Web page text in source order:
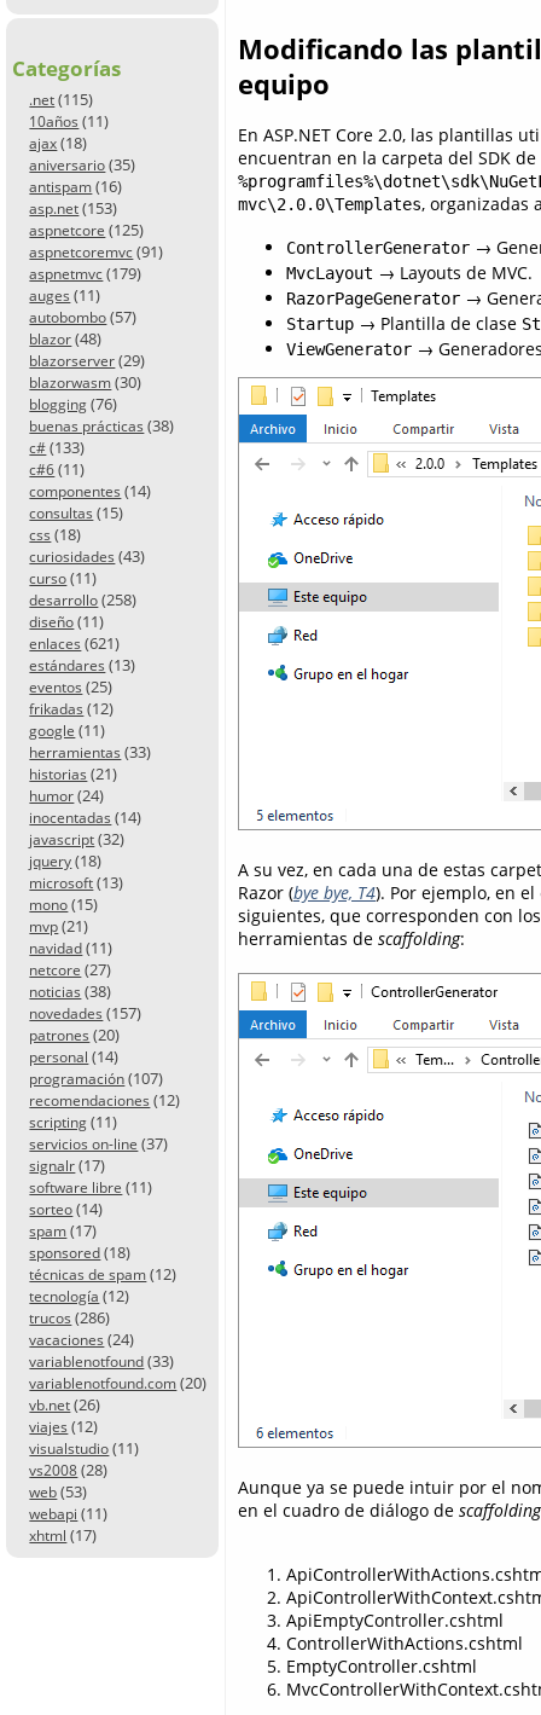
Categorías
.net (115)
10años (11)
ajax (18)
aniversario (35)
antispam (16)
asp.net (153)
aspnetcore (125)
aspnetcoremvc (91)
aspnetmvc (179)
auges (11)
autobombo (57)
blazor (48)
blazorserver (29)
blazorwasm (30)
blogging (76)
buenas prácticas (38)
c# (133)
c#6 (11)
componentes (14)
consultas (15)
css (18)
curiosidades (43)
curso (11)
desarrollo (258)
diseño (11)
enlaces (621)
estándares (13)
eventos (25)
frikadas (12)
google (11)
herramientas (33)
historias (21)
humor (24)
inocentadas (14)
javascript (32)
jquery (18)
microsoft (13)
mono (15)
mvp (21)
navidad (11)
netcore (27)
noticias (38)
novedades (157)
patrones (20)
personal (14)
programación (107)
recomendaciones (12)
scripting (11)
servicios on-line (37)
signalr (17)
software libre (11)
sorteo (14)
spam (17)
sponsored (18)
técnicas de spam (12)
tecnología (12)
trucos (286)
vacaciones (24)
variablenotfound (33)
variablenotfound.com (20)
vb.net (26)
viajes (12)
visualstudio (11)
vs2008 (28)
web (53)
webapi (11)
xhtml (17)
Modificando las
equipo
En ASP.NET Core 2.0, las plantillas
encuentran en la carpeta del SDK de
mvc\2.0.0\Templates, organizadas
ControllerGenerator →
MvcLayout → Layouts de MVC.
RazorPageGenerator →
Startup → Plantilla de clase
ViewGenerator →
A su vez, en cada una de estas
Razor (bye bye, T4). Por ejemplo, en
siguientes, que corresponden con
herramientas de scaffolding:
Aunque ya se puede intuir por el
en el cuadro de diálogo de scaffolding
ApiEmptyController.cshtml
ControllerWithActions.cshtml
EmptyController.cshtml